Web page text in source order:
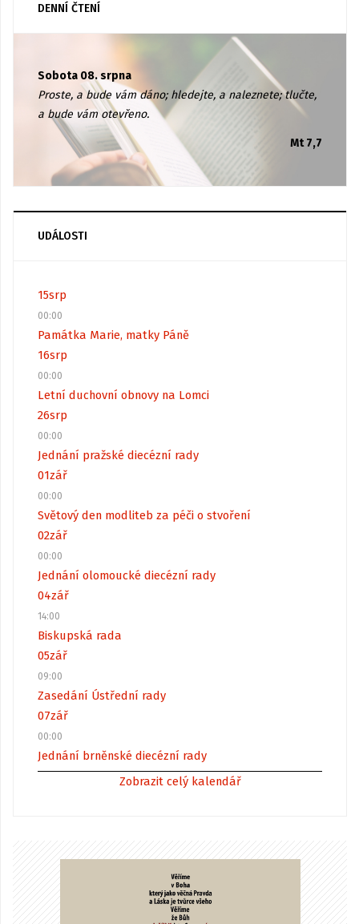
DENNÍ ČTENÍ
Sobota 08. srpna
Proste, a bude vám dáno; hledejte, a naleznete; tlučte,
a bude vám otevřeno.
Mt 7,7
UDÁLOSTI
15srp
00:00
Památka Marie, matky Páně
16srp
00:00
Letní duchovní obnovy na Lomci
26srp
00:00
Jednání pražské diecézní rady
01zář
00:00
Světový den modliteb za péči o stvoření
02zář
00:00
Jednání olomoucké diecézní rady
04zář
14:00
Biskupská rada
05zář
09:00
Zasedání Ústřední rady
07zář
00:00
Jednání brněnské diecézní rady
Zobrazit celý kalendář